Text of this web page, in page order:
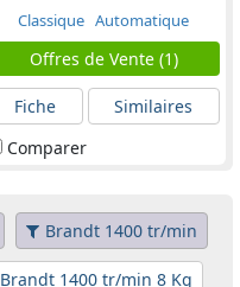
Classique Automatique
Offres de Vente (1)
Fiche
Similaires
Comparer
Brandt 1400 tr/min
Brandt 1400 tr/min 8 Kg